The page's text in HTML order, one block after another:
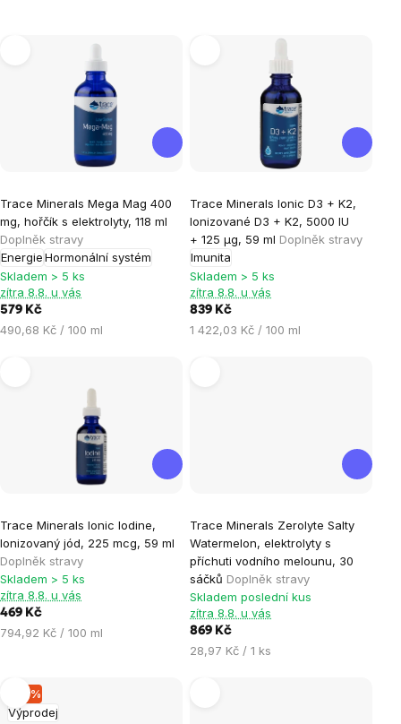
produktů
Trace Minerals Mega Mag 400
mg, hořčík s elektrolyty, 118 ml
Doplněk stravy
EnergieHormonální systém
hodnocení
produktu
je
5,0
z
5
hvězdiček.
Skladem > 5 ks
zítra 8.8. u vás
579 Kč
Měrná
490,68 Kč / 100 ml
Trace Minerals Ionic D3 + K2,
Ionizované D3 + K2, 5000 IU
+ 125 µg, 59 ml Doplněk stravy
Imunita
hodnocení
produktu
je
5,0
z
5
hvězdiček.
Skladem > 5 ks
zítra 8.8. u vás
839 Kč
Měrná
1 422,03 Kč / 100 ml
Trace Minerals Ionic Iodine,
Ionizovaný jód, 225 mcg, 59 ml
Doplněk stravy
Skladem > 5 ks
zítra 8.8. u vás
469 Kč
Měrná
794,92 Kč / 100 ml
Trace Minerals Zerolyte Salty
Watermelon, elektrolyty s
příchuti vodního melounu, 30
sáčků Doplněk stravy
hodnocení
produktu
je
5,0
z
Skladem poslední kus
zítra 8.8. u vás
869 Kč
Měrná
28,97 Kč / 1 ks
Výprodej
–16 %